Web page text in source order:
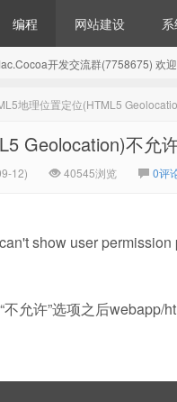
编程 网站建设
开发交流群(7758675) 欢
地理位置定位(HTML5
Geolocation)不允
12) 40545浏览 0评
show user
不允许”选项之后